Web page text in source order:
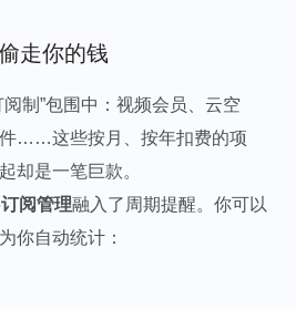
走你的钱
制”包围中：视频会员、云空
……这些按月、按年扣费的项
却是一笔巨款。
订阅管理融入了周期提醒。你可以
你自动统计：